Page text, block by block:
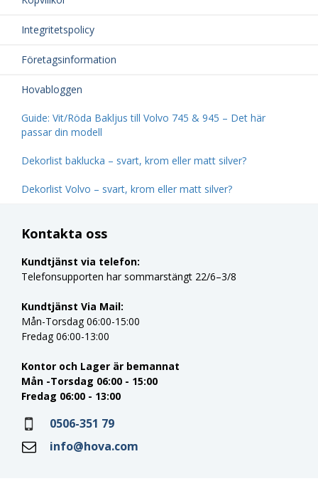
Integritetspolicy
Företagsinformation
Hovabloggen
Guide: Vit/Röda Bakljus till Volvo 745 & 945 – Det här
passar din modell
Dekorlist baklucka – svart, krom eller matt silver?
Dekorlist Volvo – svart, krom eller matt silver?
Kontakta oss
Kundtjänst via telefon:
Telefonsupporten har sommarstängt 22/6–3/8
Kundtjänst Via Mail:
Mån-Torsdag 06:00-15:00
Fredag 06:00-13:00
Kontor och Lager är bemannat
Mån -Torsdag 06:00 - 15:00
Fredag 06:00 - 13:00
0506-351 79
info@hova.com